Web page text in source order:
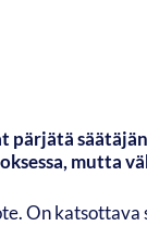
pärjätä
mutta
On katsottava